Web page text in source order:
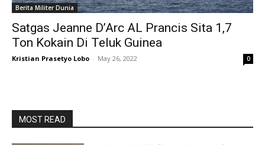
Berita Militer Dunia
Satgas Jeanne D’Arc AL Prancis Sita 1,7
Ton Kokain Di Teluk Guinea
Kristian Prasetyo Lobo - May 26, 2022 0
MOST READ